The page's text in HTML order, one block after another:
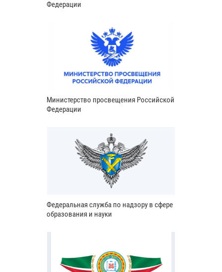
Федерации
Министерство просвещения Российской
Федерации
Федеральная служба по надзору в сфере
образования и науки